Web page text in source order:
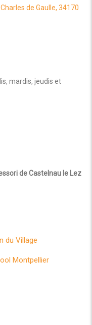
de Gaulle, 34170
mardis, jeudis et
de Castelnau le Lez
du Village
Montpellier